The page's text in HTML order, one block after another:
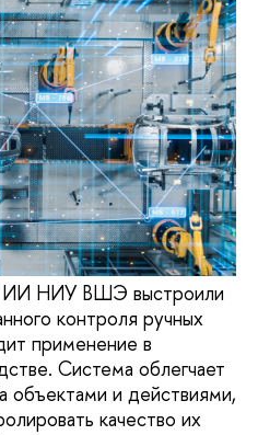
ИИ НИУ ВШЭ выстроили
контроля ручных
применение в
Система облегчает
объектами и действиями,
качество их